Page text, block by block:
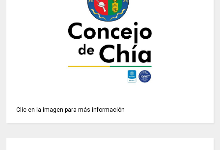
Clic en la imagen para más información